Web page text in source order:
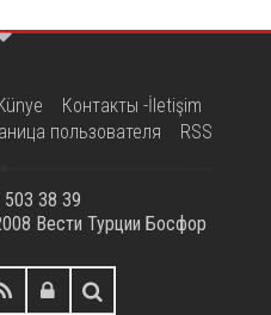
Контакты -İletişim
пользователя RSS
38 39
Вести Турции Босфор